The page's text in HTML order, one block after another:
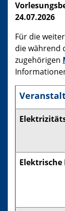
24.07.2026
Für die
die während
zugehörigen
Elektrische